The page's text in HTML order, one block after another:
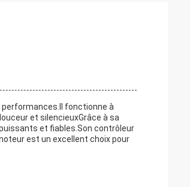
fonctionne à
et silencieuxGrâce à sa
et fiables.Son contrôleur
est un excellent choix pour